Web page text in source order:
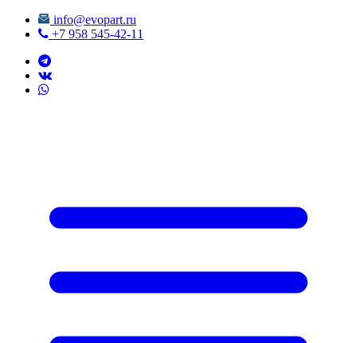
info@evopart.ru
+7 958 545-42-11